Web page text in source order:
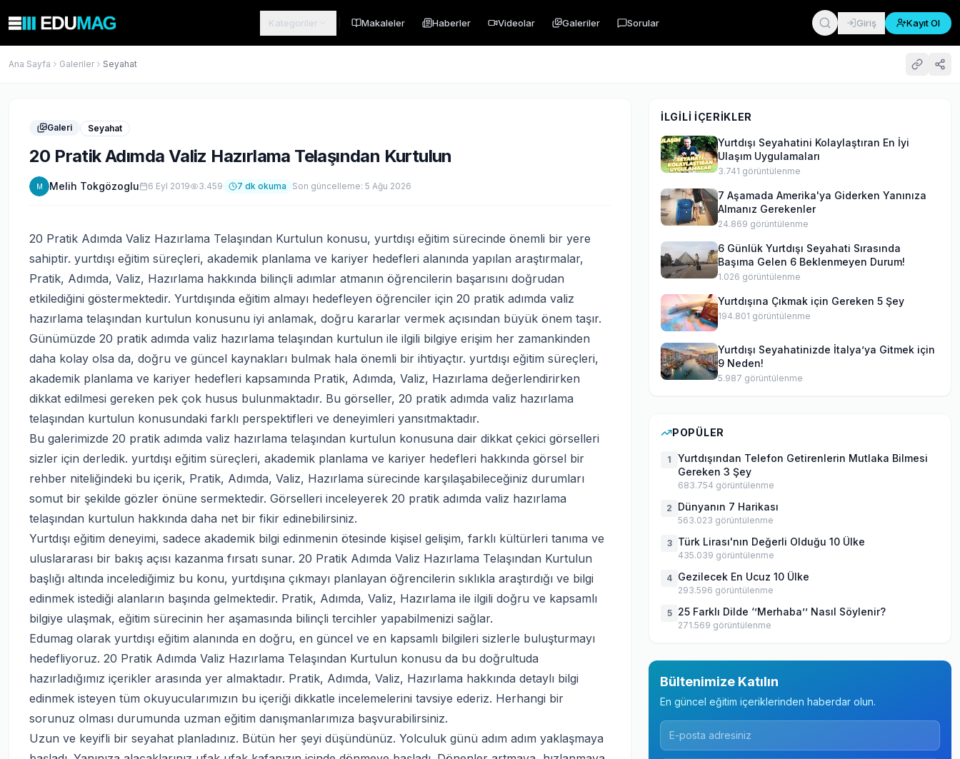
Kategoriler Makaleler Haberler Videolar Galeriler Sorular Giriş Kayıt Ol
Ana Sayfa Galeriler Seyahat
Galeri Seyahat
20 Pratik Adımda Valiz Hazırlama Telaşından Kurtulun
M Melih Tokgözoglu 6 Eyl 2019 3.459 7 dk okuma Son güncelleme: 5 Ağu 2026
20 Pratik Adımda Valiz Hazırlama Telaşından Kurtulun konusu, yurtdışı eğitim sürecinde önemli bir yere
sahiptir. yurtdışı eğitim süreçleri, akademik planlama ve kariyer hedefleri alanında yapılan araştırmalar,
Pratik, Adımda, Valiz, Hazırlama hakkında bilinçli adımlar atmanın öğrencilerin başarısını doğrudan
etkilediğini göstermektedir. Yurtdışında eğitim almayı hedefleyen öğrenciler için 20 pratik adımda valiz
hazırlama telaşından kurtulun konusunu iyi anlamak, doğru kararlar vermek açısından büyük önem taşır.
Günümüzde 20 pratik adımda valiz hazırlama telaşından kurtulun ile ilgili bilgiye erişim her zamankinden
daha kolay olsa da, doğru ve güncel kaynakları bulmak hala önemli bir ihtiyaçtır. yurtdışı eğitim süreçleri,
akademik planlama ve kariyer hedefleri kapsamında Pratik, Adımda, Valiz, Hazırlama değerlendirirken
dikkat edilmesi gereken pek çok husus bulunmaktadır. Bu görseller, 20 pratik adımda valiz hazırlama
telaşından kurtulun konusundaki farklı perspektifleri ve deneyimleri yansıtmaktadır.
Bu galerimizde 20 pratik adımda valiz hazırlama telaşından kurtulun konusuna dair dikkat çekici görselleri
sizler için derledik. yurtdışı eğitim süreçleri, akademik planlama ve kariyer hedefleri hakkında görsel bir
rehber niteliğindeki bu içerik, Pratik, Adımda, Valiz, Hazırlama sürecinde karşılaşabileceğiniz durumları
somut bir şekilde gözler önüne sermektedir. Görselleri inceleyerek 20 pratik adımda valiz hazırlama
telaşından kurtulun hakkında daha net bir fikir edinebilirsiniz.
Yurtdışı eğitim deneyimi, sadece akademik bilgi edinmenin ötesinde kişisel gelişim, farklı kültürleri tanıma ve
uluslararası bir bakış açısı kazanma fırsatı sunar. 20 Pratik Adımda Valiz Hazırlama Telaşından Kurtulun
başlığı altında incelediğimiz bu konu, yurtdışına çıkmayı planlayan öğrencilerin sıklıkla araştırdığı ve bilgi
edinmek istediği alanların başında gelmektedir. Pratik, Adımda, Valiz, Hazırlama ile ilgili doğru ve kapsamlı
bilgiye ulaşmak, eğitim sürecinin her aşamasında bilinçli tercihler yapabilmenizi sağlar.
Edumag olarak yurtdışı eğitim alanında en doğru, en güncel ve en kapsamlı bilgileri sizlerle buluşturmayı
hedefliyoruz. 20 Pratik Adımda Valiz Hazırlama Telaşından Kurtulun konusu da bu doğrultuda
hazırladığımız içerikler arasında yer almaktadır. Pratik, Adımda, Valiz, Hazırlama hakkında detaylı bilgi
edinmek isteyen tüm okuyucularımızın bu içeriği dikkatle incelemelerini tavsiye ederiz. Herhangi bir
sorunuz olması durumunda uzman eğitim danışmanlarımıza başvurabilirsiniz.
Uzun ve keyifli bir seyahat planladınız. Bütün her şeyi düşündünüz. Yolculuk günü adım adım yaklaşmaya
İLGILI İÇERIKLER
Yurtdışı Seyahatini Kolaylaştıran En İyi
Ulaşım Uygulamaları
3.741 görüntülenme
7 Aşamada Amerika'ya Giderken Yanınıza
Almanız Gerekenler
24.869 görüntülenme
6 Günlük Yurtdışı Seyahati Sırasında
Başıma Gelen 6 Beklenmeyen Durum!
1.026 görüntülenme
Yurtdışına Çıkmak için Gereken 5 Şey
194.801 görüntülenme
Yurtdışı Seyahatinizde İtalya’ya Gitmek için
9 Neden!
5.987 görüntülenme
POPÜLER
1
Yurtdışından Telefon Getirenlerin Mutlaka Bilmesi
Gereken 3 Şey
683.754 görüntülenme
2 Dünyanın 7 Harikası
563.023 görüntülenme
3 Türk Lirası'nın Değerli Olduğu 10 Ülke
435.039 görüntülenme
4 Gezilecek En Ucuz 10 Ülke
293.596 görüntülenme
5 25 Farklı Dilde ‘’Merhaba’’ Nasıl Söylenir?
271.569 görüntülenme
Bültenimize Katılın
En güncel eğitim içeriklerinden haberdar olun.